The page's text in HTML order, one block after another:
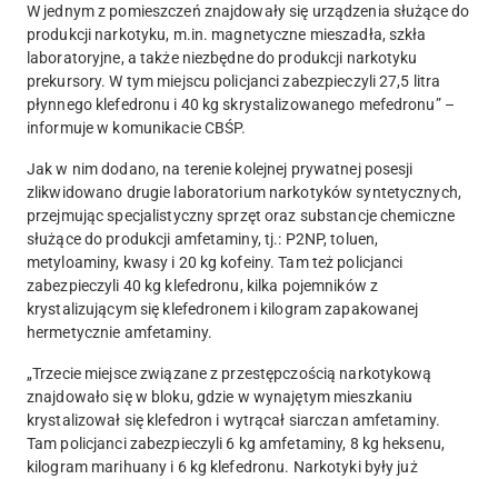
W jednym z pomieszczeń znajdowały się urządzenia służące do
produkcji narkotyku, m.in. magnetyczne mieszadła, szkła
laboratoryjne, a także niezbędne do produkcji narkotyku
prekursory. W tym miejscu policjanci zabezpieczyli 27,5 litra
płynnego klefedronu i 40 kg skrystalizowanego mefedronu” –
informuje w komunikacie CBŚP.
Jak w nim dodano, na terenie kolejnej prywatnej posesji
zlikwidowano drugie laboratorium narkotyków syntetycznych,
przejmując specjalistyczny sprzęt oraz substancje chemiczne
służące do produkcji amfetaminy, tj.: P2NP, toluen,
metyloaminy, kwasy i 20 kg kofeiny. Tam też policjanci
zabezpieczyli 40 kg klefedronu, kilka pojemników z
krystalizującym się klefedronem i kilogram zapakowanej
hermetycznie amfetaminy.
„Trzecie miejsce związane z przestępczością narkotykową
znajdowało się w bloku, gdzie w wynajętym mieszkaniu
krystalizował się klefedron i wytrącał siarczan amfetaminy.
Tam policjanci zabezpieczyli 6 kg amfetaminy, 8 kg heksenu,
kilogram marihuany i 6 kg klefedronu. Narkotyki były już